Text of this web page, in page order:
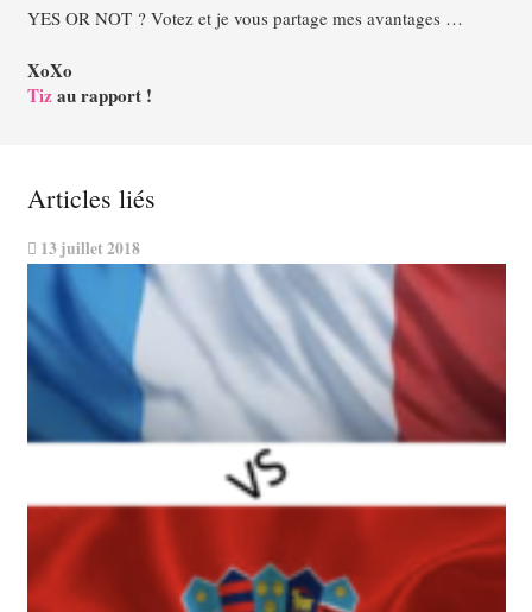
YES OR NOT ? Votez et je vous partage mes avantages …
XoXo
Tizau rapport !
Articles liés
13 juillet 2018